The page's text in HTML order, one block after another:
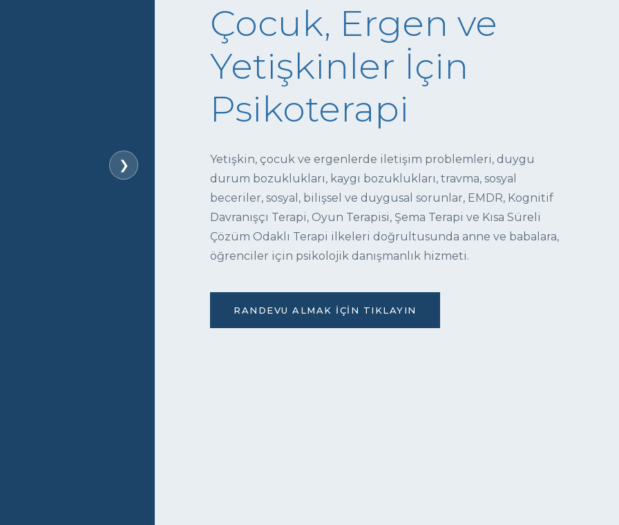
❯
Çocuk, Ergen ve
Yetişkinler İçin
Psikoterapi
Yetişkin, çocuk ve ergenlerde iletişim problemleri, duygu
durum bozuklukları, kaygı bozuklukları, travma, sosyal
beceriler, sosyal, bilişsel ve duygusal sorunlar, EMDR, Kognitif
Davranışçı Terapi, Oyun Terapisi, Şema Terapi ve Kısa Süreli
Çözüm Odaklı Terapi ilkeleri doğrultusunda anne ve babalara,
öğrenciler için psikolojik danışmanlık hizmeti.
RANDEVU ALMAK İÇIN TIKLAYIN